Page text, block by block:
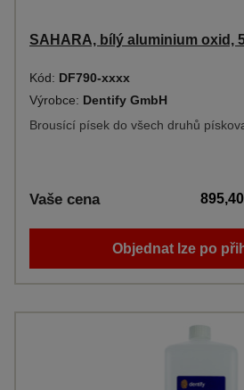
SAHARA, bílý aluminium oxid,
Kód: DF790-xxxx
Výrobce: Dentify GmbH
Brousící písek do všech druhů
Vaše cena
Objednat lze po